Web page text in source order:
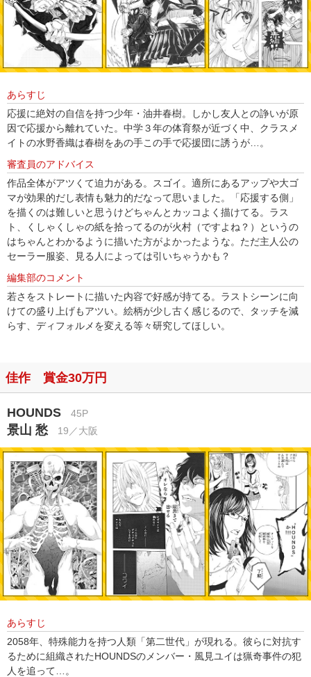
あらすじ
応援に絶対の自信を持つ少年・油井春樹。しかし友人との諍いが原
因で応援から離れていた。中学３年の体育祭が近づく中、クラスメ
イトの水野香織は春樹をあの手この手で応援団に誘うが…。
審査員のアドバイス
作品全体がアツくて迫力がある。スゴイ。適所にあるアップや大ゴ
マが効果的だし表情も魅力的だなって思いました。「応援する側」
を描くのは難しいと思うけどちゃんとカッコよく描けてる。ラス
ト、くしゃくしゃの紙を拾ってるのが火村（ですよね？）というの
はちゃんとわかるように描いた方がよかったような。ただ主人公の
セーラー服姿、見る人によっては引いちゃうかも？
編集部のコメント
若さをストレートに描いた内容で好感が持てる。ラストシーンに向
けての盛り上げもアツい。絵柄が少し古く感じるので、タッチを減
らす、ディフォルメを変える等々研究してほしい。
佳作 賞金30万円
HOUNDS 45P
景山 愁19／大阪
あらすじ
2058年、特殊能力を持つ人類「第二世代」が現れる。彼らに対抗す
るために組織されたHOUNDSのメンバー・風見ユイは猟奇事件の犯
人を追って…。